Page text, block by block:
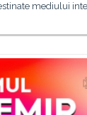
mediului